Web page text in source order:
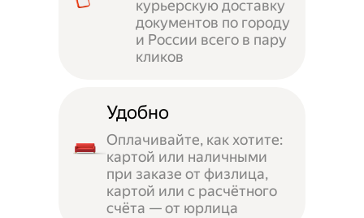
курьерскую доставку
документов по городу
и России всего в пару
кликов
Удобно
Оплачивайте, как хотите:
картой или наличными
при заказе от физлица,
картой или с расчётного
счёта — от юрлица